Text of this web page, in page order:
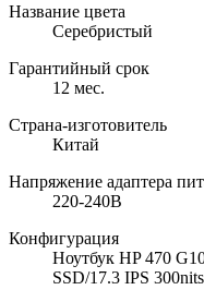
Название цвета
Серебристый
Гарантийный срок
12 мес.
Страна-изготовитель
Китай
Напряжение адаптера
220-240В
Конфигурация
Ноутбук HP 470
SSD/17.3 IPS